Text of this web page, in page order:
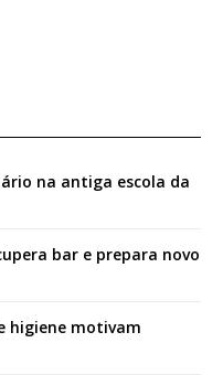
na antiga escola da
bar e prepara novo
higiene motivam